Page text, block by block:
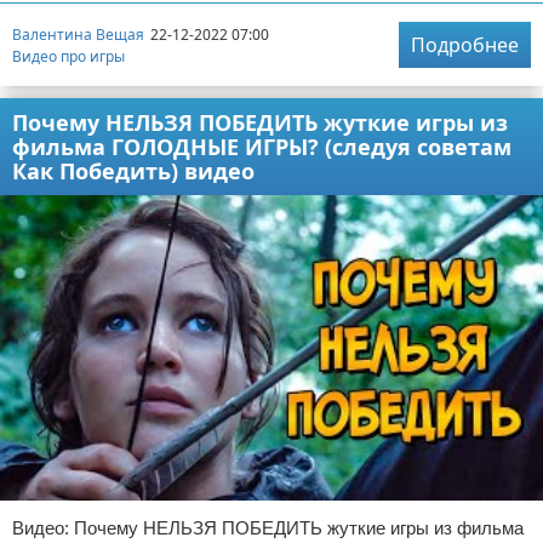
Валентина Вещая 22-12-2022 07:00
Видео про игры
Подробнее
Почему НЕЛЬЗЯ ПОБЕДИТЬ жуткие игры из
фильма ГОЛОДНЫЕ ИГРЫ? (следуя советам
Как Победить) видео
Видео: Почему НЕЛЬЗЯ ПОБЕДИТЬ жуткие игры из фильма